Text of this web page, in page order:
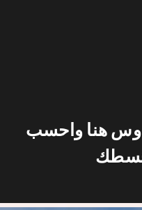
هنا واحسب